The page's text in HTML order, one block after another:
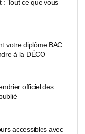
: Tout ce que vous
votre diplôme BAC
à la DÉCO
officiel des
accessibles avec